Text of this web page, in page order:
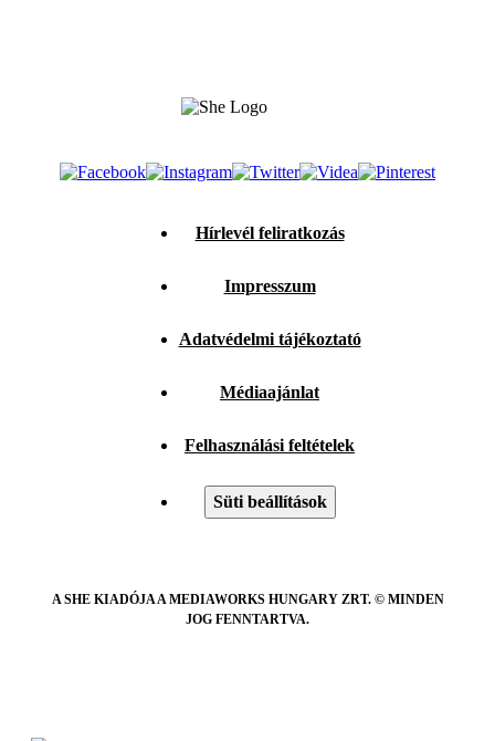
Hírlevél feliratkozás
Impresszum
Adatvédelmi tájékoztató
Médiaajánlat
Felhasználási feltételek
Süti beállítások
A SHE KIADÓJA A MEDIAWORKS HUNGARY ZRT. © MINDEN
JOG FENNTARTVA.